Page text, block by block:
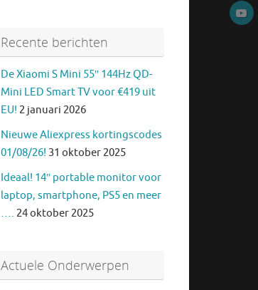
Recente berichten
De Xiaomi S Mini 55″ 144Hz QD-
Mini LED Smart TV voor €419 uit
EU! 2 januari 2026
Nieuwe Aliexpress kortingscodes
01/08/26! 31 oktober 2025
Ideaal! 14″ portable monitor voor
laptop, smartphone, PS5 en meer
…. 24 oktober 2025
Actuele Onderwerpen